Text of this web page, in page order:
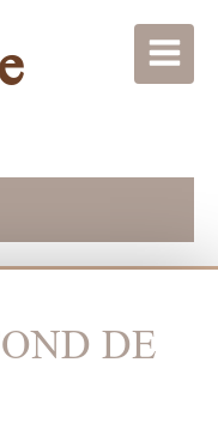
DE